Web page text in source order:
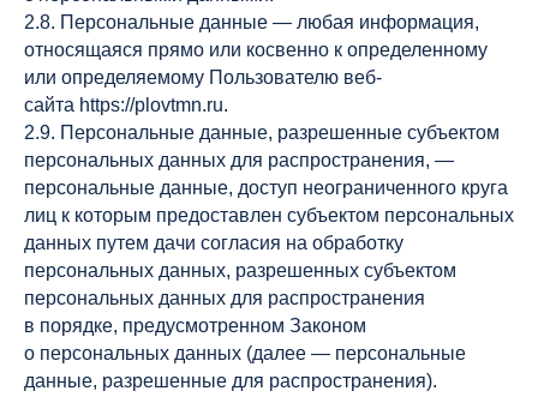
2.8. Персональные данные — любая информация,
относящаяся прямо или косвенно к определенному
или определяемому Пользователю веб-
сайта https://plovtmn.ru.
2.9. Персональные данные, разрешенные субъектом
персональных данных для распространения, —
персональные данные, доступ неограниченного круга
лиц к которым предоставлен субъектом персональных
данных путем дачи согласия на обработку
персональных данных, разрешенных субъектом
персональных данных для распространения
в порядке, предусмотренном Законом
о персональных данных (далее — персональные
данные, разрешенные для распространения).